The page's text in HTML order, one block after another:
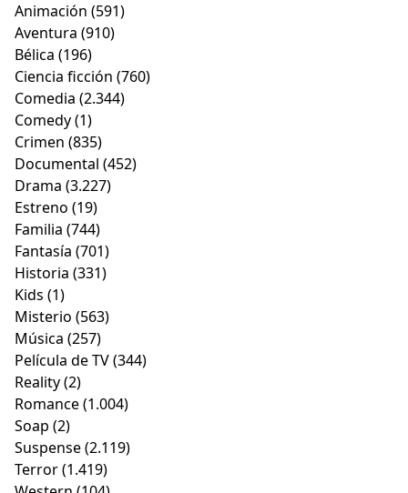
Animación (591)
Aventura (910)
Bélica (196)
Ciencia ficción (760)
Comedia (2.344)
Comedy(1)
Crimen (835)
Documental (452)
Drama (3.227)
Estreno (19)
Familia (744)
Fantasía (701)
Historia (331)
Kids (1)
Misterio (563)
Música (257)
Película de TV(344)
Reality(2)
Romance(1.004)
Soap (2)
Suspense(2.119)
Terror(1.419)